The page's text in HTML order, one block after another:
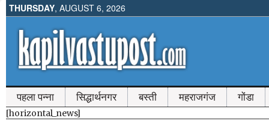
THURSDAY, AUGUST 6, 2026
पहला पन्ना सिद्धार्थनगर बस्ती महराजगंज गोंडा
[horizontal_news]